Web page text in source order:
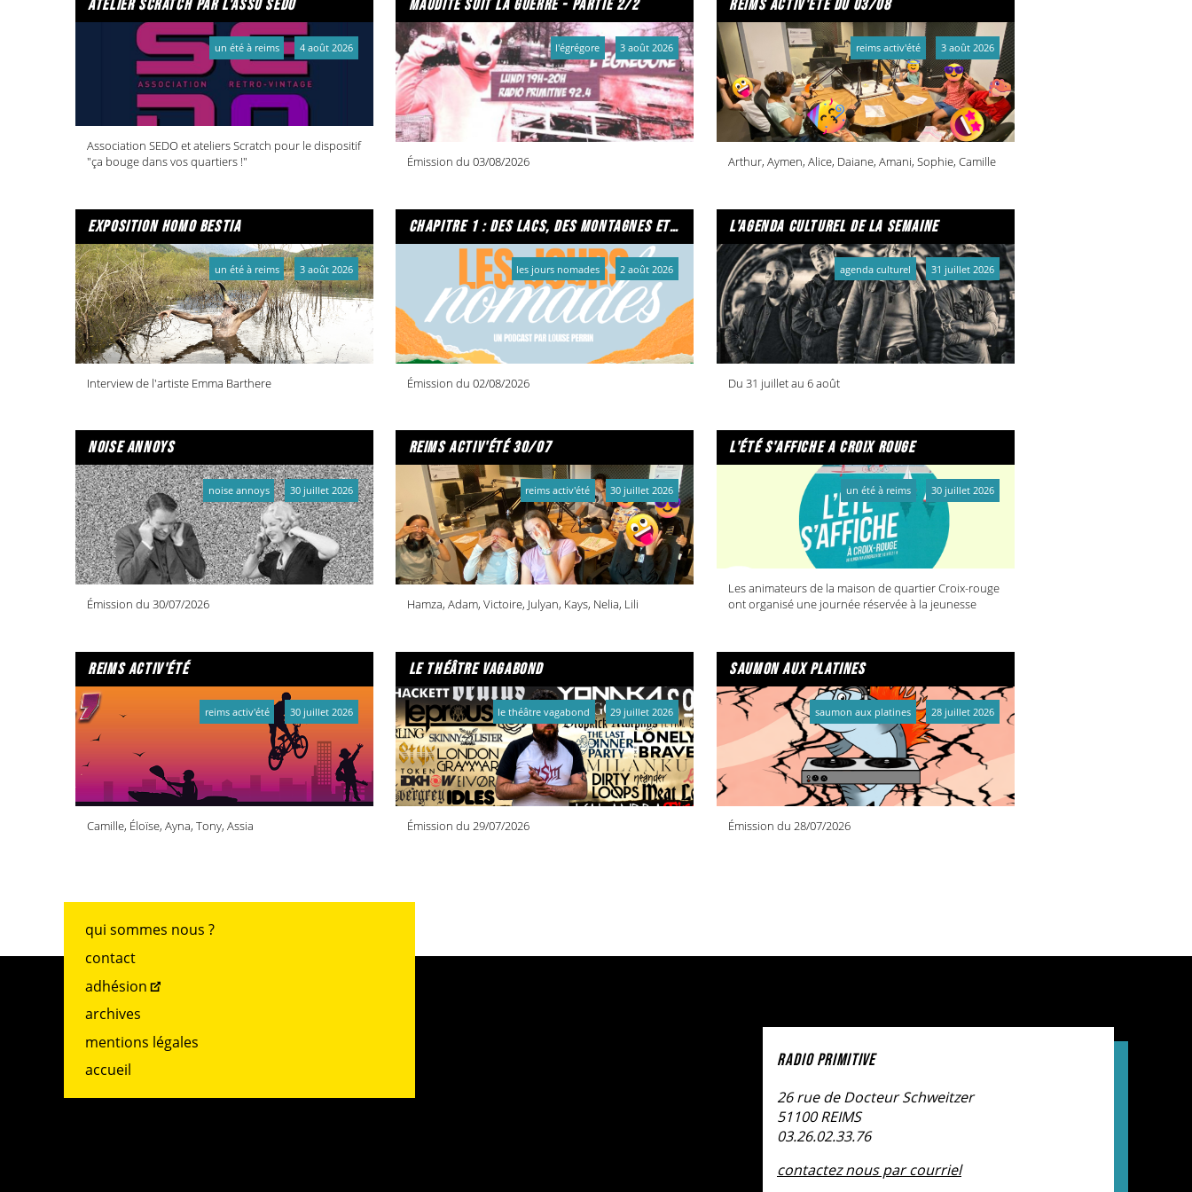
atelier scratch par l'asso sedo
Association SEDO et ateliers Scratch pour le dispositif
"ça bouge dans vos quartiers !"
un été à reims 4 août 2026
maudite soit la guerre - partie 2/2
Émission du 03/08/2026
l'égrégore 3 août 2026
reims activ'été du 03/08
Arthur, Aymen, Alice, Daiane, Amani, Sophie, Camille
reims activ'été 3 août 2026
exposition homo bestia
Interview de l'artiste Emma Barthere
un été à reims 3 août 2026
chapitre 1 : des lacs, des montagnes et due caffe per favore
Émission du 02/08/2026
les jours nomades 2 août 2026
l'agenda culturel de la semaine
Du 31 juillet au 6 août
agenda culturel 31 juillet 2026
noise annoys
Émission du 30/07/2026
noise annoys 30 juillet 2026
reims activ'été 30/07
Hamza, Adam, Victoire, Julyan, Kays, Nelia, Lili
reims activ'été 30 juillet 2026
l'été s'affiche a croix rouge
Les animateurs de la maison de quartier Croix-rouge
ont organisé une journée réservée à la jeunesse
un été à reims 30 juillet 2026
reims activ'été
Camille, Éloïse, Ayna, Tony, Assia
reims activ'été 30 juillet 2026
le théâtre vagabond
Émission du 29/07/2026
le théâtre vagabond 29 juillet 2026
saumon aux platines
Émission du 28/07/2026
saumon aux platines 28 juillet 2026
qui sommes nous ?
contact
adhésion
archives
mentions légales
accueil
RADIO PRIMITIVE
26 rue de Docteur Schweitzer
51100 REIMS
03.26.02.33.76
contactez nous par courriel